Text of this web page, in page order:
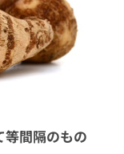
等間隔のもの